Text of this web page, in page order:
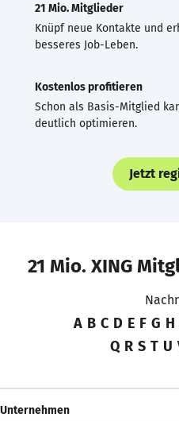
21 Mio. Mitglieder
Knüpf neue Kontakte und
besseres Job-Leben.
Kostenlos profitieren
Schon als Basis-Mitglied
deutlich optimieren.
Jetzt
21 Mio. XING
A B C D E F G H
Q R S T U
Unternehmen